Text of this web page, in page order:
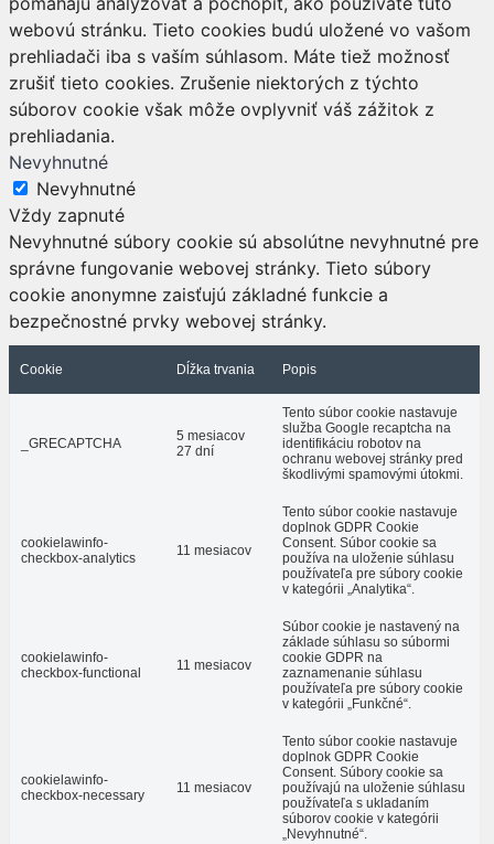
webovú stránku. Tieto cookies budú uložené vo vašom
prehliadači iba s vaším súhlasom. Máte tiež možnosť
zrušiť tieto cookies. Zrušenie niektorých z týchto
súborov cookie však môže ovplyvniť váš zážitok z
prehliadania.
Nevyhnutné
Nevyhnutné
Vždy zapnuté
Nevyhnutné súbory cookie sú absolútne nevyhnutné pre
správne fungovanie webovej stránky. Tieto súbory
cookie anonymne zaisťujú základné funkcie a
bezpečnostné prvky webovej stránky.
Cookie Dĺžka trvania Popis
_GRECAPTCHA
5 mesiacov
27 dní
Tento súbor cookie nastavuje
služba Google recaptcha na
identifikáciu robotov na
ochranu webovej stránky pred
škodlivými spamovými útokmi.
cookielawinfo-
checkbox-analytics
11 mesiacov
Tento súbor cookie nastavuje
doplnok GDPR Cookie
Consent. Súbor cookie sa
používa na uloženie súhlasu
používateľa pre súbory cookie
v kategórii „Analytika“.
cookielawinfo-
checkbox-functional
11 mesiacov
Súbor cookie je nastavený na
základe súhlasu so súbormi
cookie GDPR na
zaznamenanie súhlasu
používateľa pre súbory cookie
v kategórii „Funkčné“.
cookielawinfo-
checkbox-necessary
11 mesiacov
Tento súbor cookie nastavuje
doplnok GDPR Cookie
Consent. Súbory cookie sa
používajú na uloženie súhlasu
používateľa s ukladaním
súborov cookie v kategórii
„Nevyhnutné“.